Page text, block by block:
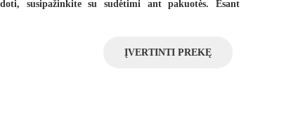
susipažinkite su sudėtimi ant pakuotės. Esant
ĮVERTINTI PREKĘ